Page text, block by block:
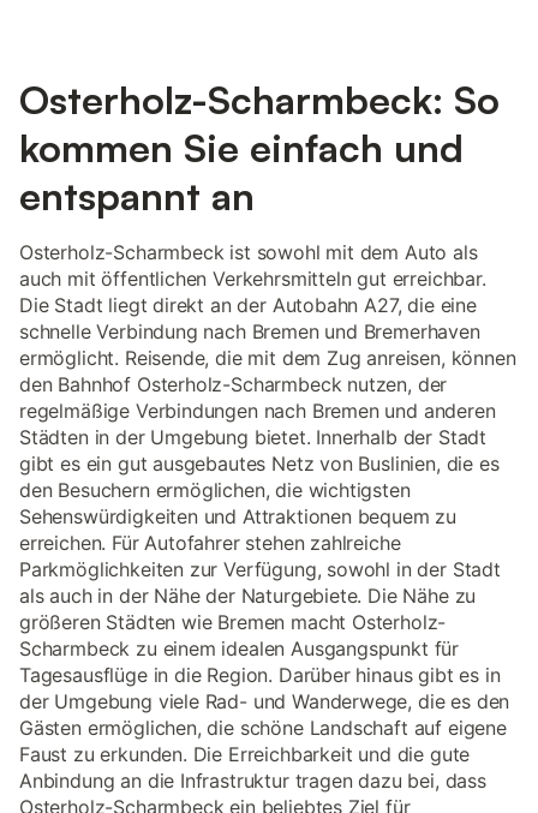
Osterholz-Scharmbeck: So
kommen Sie einfach und
entspannt an
Osterholz-Scharmbeck ist sowohl mit dem Auto als
auch mit öffentlichen Verkehrsmitteln gut erreichbar.
Die Stadt liegt direkt an der Autobahn A27, die eine
schnelle Verbindung nach Bremen und Bremerhaven
ermöglicht. Reisende, die mit dem Zug anreisen, können
den Bahnhof Osterholz-Scharmbeck nutzen, der
regelmäßige Verbindungen nach Bremen und anderen
Städten in der Umgebung bietet. Innerhalb der Stadt
gibt es ein gut ausgebautes Netz von Buslinien, die es
den Besuchern ermöglichen, die wichtigsten
Sehenswürdigkeiten und Attraktionen bequem zu
erreichen. Für Autofahrer stehen zahlreiche
Parkmöglichkeiten zur Verfügung, sowohl in der Stadt
als auch in der Nähe der Naturgebiete. Die Nähe zu
größeren Städten wie Bremen macht Osterholz-
Scharmbeck zu einem idealen Ausgangspunkt für
Tagesausflüge in die Region. Darüber hinaus gibt es in
der Umgebung viele Rad- und Wanderwege, die es den
Gästen ermöglichen, die schöne Landschaft auf eigene
Faust zu erkunden. Die Erreichbarkeit und die gute
Anbindung an die Infrastruktur tragen dazu bei, dass
Osterholz-Scharmbeck ein beliebtes Ziel für